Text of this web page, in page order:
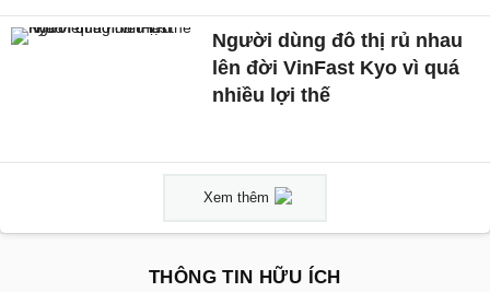
Người dùng đô thị rủ nhau
lên đời VinFast Kyo vì quá
nhiều lợi thế
Xem thêm
THÔNG TIN HỮU ÍCH